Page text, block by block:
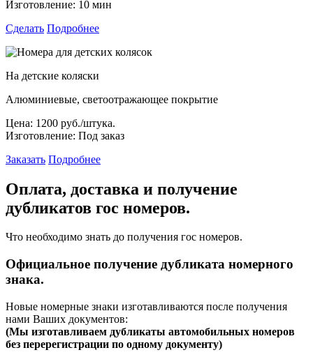
Изготовление: 10 мин
Сделать Подробнее
На детские коляски
Алюминиевые, светоотражающее покрытие
Цена: 1200 руб./штука.
Изготовление: Под заказ
Заказать Подробнее
Оплата, доставка и получение
дубликатов гос номеров.
Что необходимо знать до получения гос номеров.
Официальное получение дубликата номерного
знака.
Новые номерные знаки изготавливаются после получения
нами Ваших документов:
(Мы изготавливаем дубликаты автомобильных номеров
без перерегистрации по одному документу)